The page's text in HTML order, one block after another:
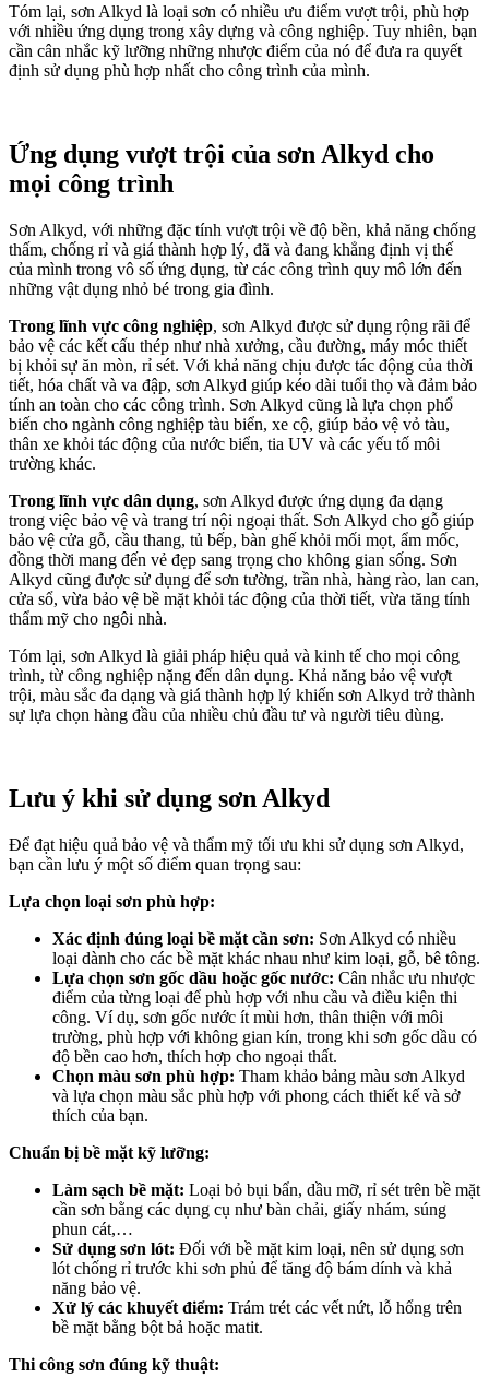
Tóm lại, sơn Alkyd là loại sơn có nhiều ưu điểm vượt trội, phù hợp
với nhiều ứng dụng trong xây dựng và công nghiệp. Tuy nhiên, bạn
cần cân nhắc kỹ lưỡng những nhược điểm của nó để đưa ra quyết
định sử dụng phù hợp nhất cho công trình của mình.
Ứng dụng vượt trội của sơn Alkyd cho
mọi công trình
Sơn Alkyd, với những đặc tính vượt trội về độ bền, khả năng chống
thấm, chống rỉ và giá thành hợp lý, đã và đang khẳng định vị thế
của mình trong vô số ứng dụng, từ các công trình quy mô lớn đến
những vật dụng nhỏ bé trong gia đình.
Trong lĩnh vực công nghiệp, sơn Alkyd được sử dụng rộng rãi để
bảo vệ các kết cấu thép như nhà xưởng, cầu đường, máy móc thiết
bị khỏi sự ăn mòn, rỉ sét. Với khả năng chịu được tác động của thời
tiết, hóa chất và va đập, sơn Alkyd giúp kéo dài tuổi thọ và đảm bảo
tính an toàn cho các công trình. Sơn Alkyd cũng là lựa chọn phổ
biến cho ngành công nghiệp tàu biển, xe cộ, giúp bảo vệ vỏ tàu,
thân xe khỏi tác động của nước biển, tia UV và các yếu tố môi
trường khác.
Trong lĩnh vực dân dụng, sơn Alkyd được ứng dụng đa dạng
trong việc bảo vệ và trang trí nội ngoại thất. Sơn Alkyd cho gỗ giúp
bảo vệ cửa gỗ, cầu thang, tủ bếp, bàn ghế khỏi mối mọt, ẩm mốc,
đồng thời mang đến vẻ đẹp sang trọng cho không gian sống. Sơn
Alkyd cũng được sử dụng để sơn tường, trần nhà, hàng rào, lan can,
cửa sổ, vừa bảo vệ bề mặt khỏi tác động của thời tiết, vừa tăng tính
thẩm mỹ cho ngôi nhà.
Tóm lại, sơn Alkyd là giải pháp hiệu quả và kinh tế cho mọi công
trình, từ công nghiệp nặng đến dân dụng. Khả năng bảo vệ vượt
trội, màu sắc đa dạng và giá thành hợp lý khiến sơn Alkyd trở thành
sự lựa chọn hàng đầu của nhiều chủ đầu tư và người tiêu dùng.
Lưu ý khi sử dụng sơn Alkyd
Để đạt hiệu quả bảo vệ và thẩm mỹ tối ưu khi sử dụng sơn Alkyd,
bạn cần lưu ý một số điểm quan trọng sau:
Lựa chọn loại sơn phù hợp:
Xác định đúng loại bề mặt cần sơn: Sơn Alkyd có nhiều
loại dành cho các bề mặt khác nhau như kim loại, gỗ, bê tông.
Lựa chọn sơn gốc dầu hoặc gốc nước: Cân nhắc ưu nhược
điểm của từng loại để phù hợp với nhu cầu và điều kiện thi
công. Ví dụ, sơn gốc nước ít mùi hơn, thân thiện với môi
trường, phù hợp với không gian kín, trong khi sơn gốc dầu có
độ bền cao hơn, thích hợp cho ngoại thất.
Chọn màu sơn phù hợp: Tham khảo bảng màu sơn Alkyd
và lựa chọn màu sắc phù hợp với phong cách thiết kế và sở
thích của bạn.
Chuẩn bị bề mặt kỹ lưỡng:
Làm sạch bề mặt: Loại bỏ bụi bẩn, dầu mỡ, rỉ sét trên bề mặt
cần sơn bằng các dụng cụ như bàn chải, giấy nhám, súng
phun cát,…
Sử dụng sơn lót: Đối với bề mặt kim loại, nên sử dụng sơn
lót chống rỉ trước khi sơn phủ để tăng độ bám dính và khả
năng bảo vệ.
Xử lý các khuyết điểm: Trám trét các vết nứt, lỗ hổng trên
bề mặt bằng bột bả hoặc matit.
Thi công sơn đúng kỹ thuật: